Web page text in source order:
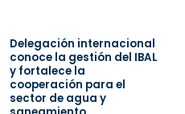
Delegación internacional
conoce la gestión del IBAL
y fortalece la
cooperación para el
sector de agua y